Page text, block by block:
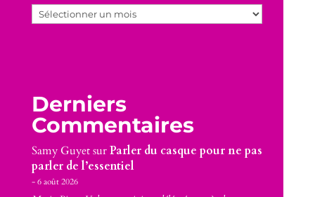
Archives
Derniers
Commentaires
Samy GuyetsurParler du casque pour ne pas
parler de l’essentiel
6 août 2026